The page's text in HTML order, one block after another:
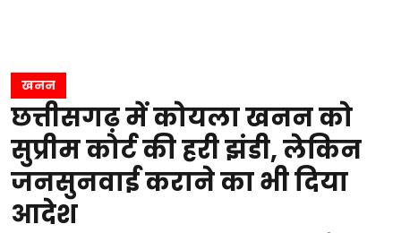
खनन
छत्तीसगढ़ में कोयला खनन को
सुप्रीम कोर्ट की हरी झंडी, लेकिन
जनसुनवाई कराने का भी दिया
आदेश